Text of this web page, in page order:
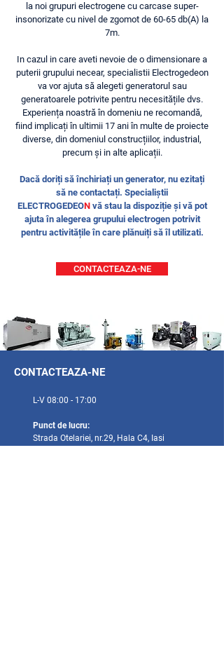
la noi grupuri electrogene cu carcase super-
insonorizate cu nivel de zgomot de 60-65 db(A) la
7m.
In cazul in care aveti nevoie de o dimensionare a
puterii grupului necear, specialistii Electrogedeon
va vor ajuta să alegeti generatorul sau
generatoarele potrivite pentru necesitățile dvs.
Experiența noastră în domeniu ne recomandă,
fiind implicați în ultimii 17 ani în multe de proiecte
diverse, din domeniul construcțiilor, industrial,
precum și in alte aplicații.
Dacă doriți să închiriați un generator, nu ezitați
să ne contactați. Specialiștii
ELECTROGEDEON vă stau la dispoziție și vă pot
ajuta în alegerea grupului electrogen potrivit
pentru activitățile în care plănuiți să îl utilizati.
CONTACTEAZA-NE
CONTACTEAZA-NE
L-V 08:00 - 17:00
Punct de lucru:
Strada Otelariei, nr.29, Hala C4, Iasi